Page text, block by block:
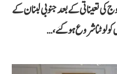
کی تعیناتی کے بعد جنوبی لبنان کے
کو لوٹنا شروع ہوگئے،…